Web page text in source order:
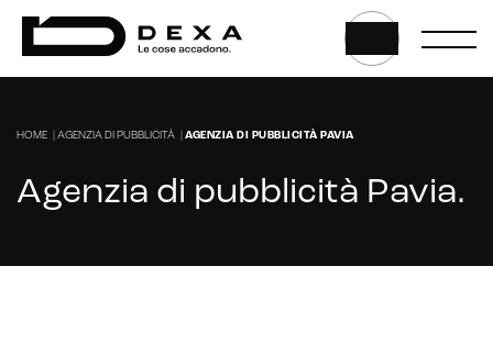
E-commerce store
Marketplace for selling
E-commerce management
Marketplace integration
Customer service management
HOME AGENZIA DI PUBBLICITÀ AGENZIA DI PUBBLICITÀ PAVIA
Agenzia di pubblicità Pavia.